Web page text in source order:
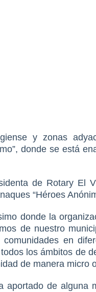
y zonas
donde se está
de Rotary El
“Héroes
donde la
de nuestro
en
los ámbitos de
de manera micro
aportado de alguna